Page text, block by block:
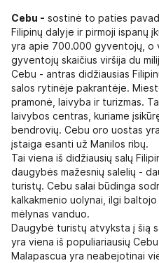
Cebu - sostinė to paties
Filipinų dalyje ir pirmoji ispanų
yra apie 700.000 gyventojų,
gyventojų skaičius viršija du
Cebu - antras didžiausias
salos rytinėje pakrantėje.
pramonė, laivyba ir turizmas.
laivybos centras, kuriame
bendrovių. Cebu oro uostas
įstaiga esanti už Manilos ribų.
Tai viena iš didžiausių salų
daugybės mažesnių salelių -
turistų. Cebu salai būdinga
kalkakmenio uolynai, ilgi
mėlynas vanduo.
Daugybė turistų atvyksta į šią
yra viena iš populiariausių
Malapascua yra neabejotinai